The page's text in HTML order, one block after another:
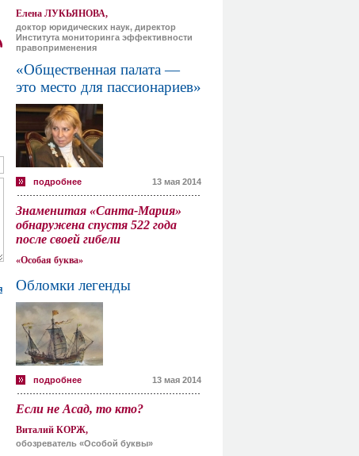
Елена ЛУКЬЯНОВА,
доктор юридических наук, директор
Института мониторинга эффективности
правоприменения
«Общественная палата —
это место для пассионариев»
подробнее 13 мая 2014
Знаменитая «Санта-Мария»
обнаружена спустя 522 года
после своей гибели
«Особая буква»
Обломки легенды
подробнее 13 мая 2014
Если не Асад, то кто?
Виталий КОРЖ,
обозреватель «Особой буквы»